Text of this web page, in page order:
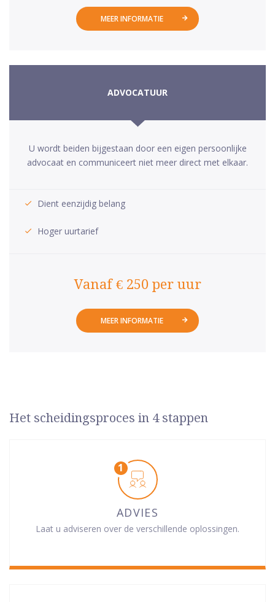
MEER INFORMATIE
ADVOCATUUR
U wordt beiden bijgestaan door een eigen persoonlijke
advocaat en communiceert niet meer direct met elkaar.
Dient eenzijdig belang
Hoger uurtarief
Vanaf € 250 per uur
MEER INFORMATIE
Het scheidingsproces in 4 stappen
ADVIES
Laat u adviseren over de verschillende oplossingen.